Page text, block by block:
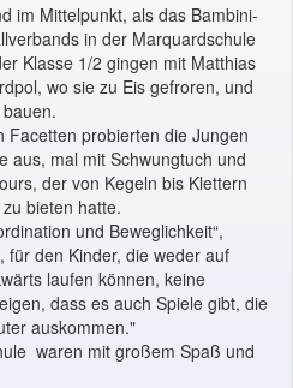
im Mittelpunkt, als das Bambini-
in der Marquardschule
Klasse 1/2 gingen mit Matthias
wo sie zu Eis gefroren, und
Facetten probierten die Jungen
aus, mal mit Schwungtuch und
der von Kegeln bis Klettern
bieten hatte.
und Beweglichkeit“,
den Kinder, die weder auf
laufen können, keine
dass es auch Spiele gibt, die
auskommen."
waren mit großem Spaß und